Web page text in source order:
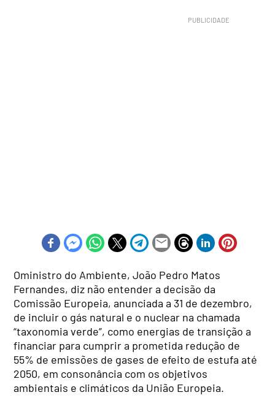
Oministro do Ambiente, João Pedro Matos
Fernandes, diz não entender a decisão da
Comissão Europeia, anunciada a 31 de dezembro,
de incluir o gás natural e o nuclear na chamada
“taxonomia verde”, como energias de transição a
financiar para cumprir a prometida redução de
55% de emissões de gases de efeito de estufa até
2050, em consonância com os objetivos
ambientais e climáticos da União Europeia.